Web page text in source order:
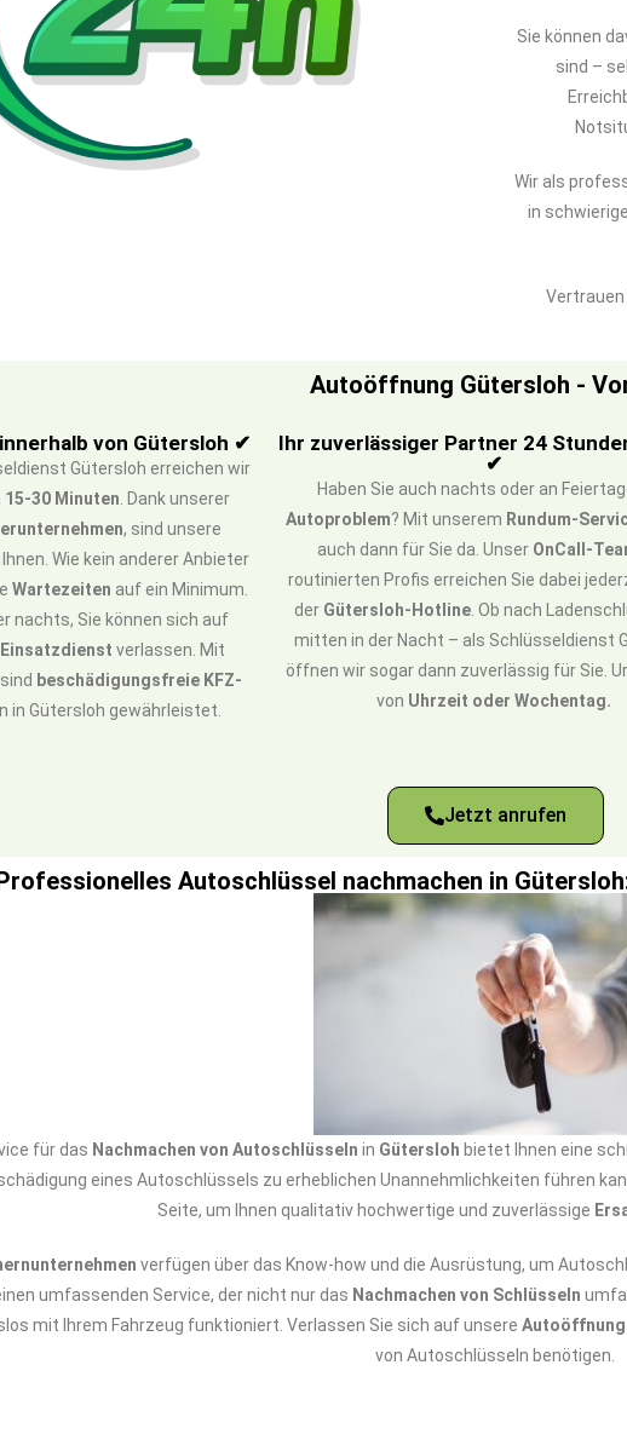
Sie können
sind –
Wir als
in
Autoöffnung Gütersloh -
von Gütersloh ✔
Gütersloh erreichen wir
15-30 Minuten . Dank unserer
, sind unsere
Wie kein anderer Anbieter
Wartezeiten auf ein Minimum.
nachts, Sie können sich auf
verlassen. Mit
sind beschädigungsfreie KFZ-
in Gütersloh gewährleistet.
Ihr zuverlässiger Partner 24
✔
Haben Sie auch nachts oder an
Autoproblem? Mit unserem Rundum-
auch dann für Sie da. Unser OnCall-
routinierten Profis erreichen Sie dabei
der Gütersloh-Hotline . Ob nach
mitten in der Nacht – als Schlüsseldienst
öffnen wir sogar dann zuverlässig für Sie.
von Uhrzeit oder Wochentag.
Jetzt anrufen
Autoschlüssel nachmachen in
für das Nachmachen von Autoschlüsseln in Gütersloh bietet Ihnen eine
eines Autoschlüssels zu erheblichen Unannehmlichkeiten führen
Seite, um Ihnen qualitativ hochwertige und zuverlässige
verfügen über das Know-how und die Ausrüstung, um
umfassenden Service, der nicht nur das Nachmachen von Schlüsseln
mit Ihrem Fahrzeug funktioniert. Verlassen Sie sich auf unsere
von Autoschlüsseln benötigen.